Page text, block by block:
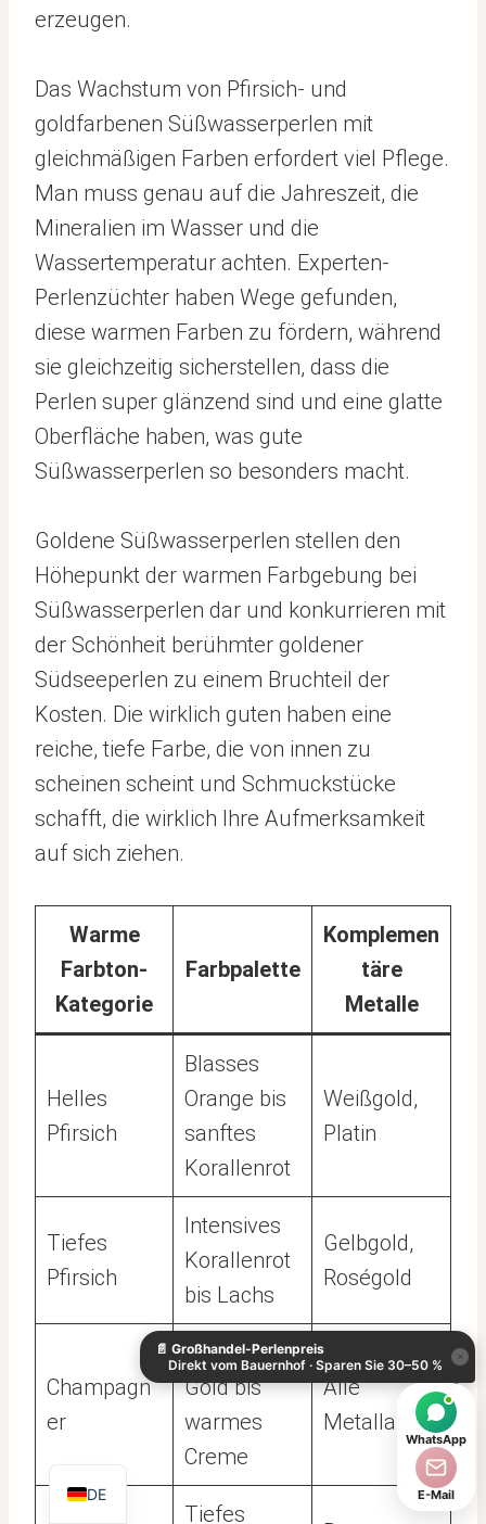
erzeugen.
Das Wachstum von Pfirsich- und
goldfarbenen Süßwasserperlen mit
gleichmäßigen Farben erfordert viel Pflege.
Man muss genau auf die Jahreszeit, die
Mineralien im Wasser und die
Wassertemperatur achten. Experten-
Perlenzüchter haben Wege gefunden,
diese warmen Farben zu fördern, während
sie gleichzeitig sicherstellen, dass die
Perlen super glänzend sind und eine glatte
Oberfläche haben, was gute
Süßwasserperlen so besonders macht.
Goldene Süßwasserperlen stellen den
Höhepunkt der warmen Farbgebung bei
Süßwasserperlen dar und konkurrieren mit
der Schönheit berühmter goldener
Südseeperlen zu einem Bruchteil der
Kosten. Die wirklich guten haben eine
reiche, tiefe Farbe, die von innen zu
scheinen scheint und Schmuckstücke
schafft, die wirklich Ihre Aufmerksamkeit
auf sich ziehen.
Warme
Farbton-
Kategorie
Farbpalette
Komplemen
täre
Metalle
Helles
Pfirsich
Blasses
Orange bis
sanftes
Korallenrot
Weißgold,
Platin
Tiefes
Pfirsich
Intensives
Korallenrot
bis Lachs
Gelbgold,
Roségold
Champagn
er
Blasses
Gold bis
warmes
Creme
Alle
Metallarten
Tiefes
📄 Großhandel-Perlenpreis
Direkt vom Bauernhof · Sparen Sie 30–50 %
×
WhatsApp
E-Mail
DE
AR
KO